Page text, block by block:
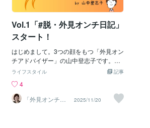
Vol.1「#脱・外見オンチ日記」
スタート！
はじめまして。3つの顔をもつ「外見オン
チアドバイザー」の山中登志子です。わ
たしはこれまで、 「編集者」「ヘナ染め
をもちながら生きてきました。 10代から
外見コンプレックスのかたまりで、 鏡を
見るのも、写真を撮られるのも好きでは
記事
ライフスタイル
4
「外見オンチ」
アドバイザー 山
2025/11/20